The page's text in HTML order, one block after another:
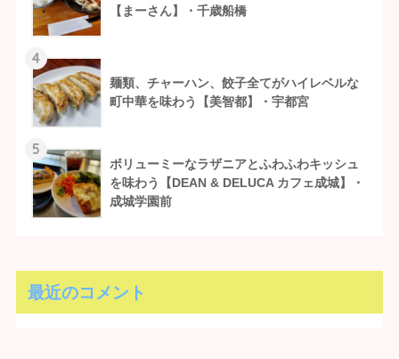
【まーさん】・千歳船橋
4
麺類、チャーハン、餃子全てがハイレベルな
町中華を味わう【美智都】・宇都宮
5
ボリューミーなラザニアとふわふわキッシュ
を味わう【DEAN & DELUCA カフェ成城】・
成城学園前
最近のコメント